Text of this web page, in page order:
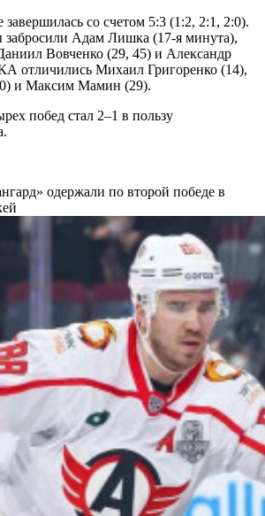
завершилась со счетом 5:3 (1:2, 2:1, 2:0).
забросили Адам Лишка (17-я минута),
Вовченко (29, 45) и Александр
отличились Михаил Григоренко (14),
и Максим Мамин (29).
побед стал 2–1 в пользу
одержали по второй победе в